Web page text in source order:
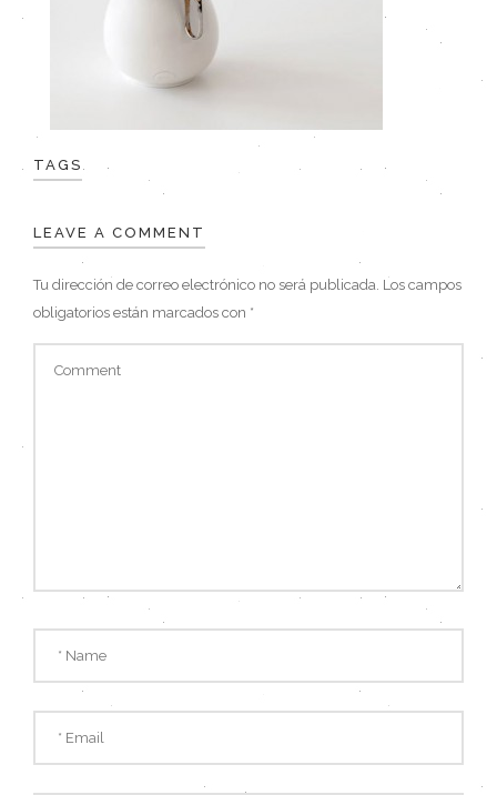
TAGS
LEAVE A COMMENT
Tu dirección de correo electrónico no será publicada. Los campos
obligatorios están marcados con *